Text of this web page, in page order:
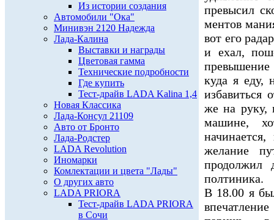
Из истории создания
Автомобили "Ока"
Минивэн 2120 Надежда
Лада-Калина
Выставки и награды
Цветовая гамма
Технические подробности
Где купить
Тест-драйв LADA Kalina 1,4
Новая Классика
Лада-Консул 21109
Авто от Бронто
Лада-Родстер
LADA Revolution
Иномарки
Комлектации и цвета "Лады"
О других авто
LADA PRIORA
Тест-драйв LADA PRIORA
в Сочи
превысил
ментов
вот его
и ехал,
превышение
куда я еду,
избавиться
же на руку,
машине,
желание
продолжил
полтиника.
В 18.00 я